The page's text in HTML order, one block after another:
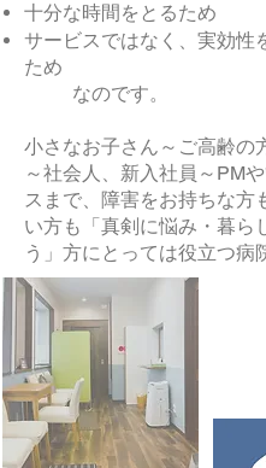
十分な時間をとるため
サービスではなく、実効性
ため
​なのです。
小さなお子さん～ご高齢の
～社会人、新入社員～PM
スまで、​障害をお持ちな方
い方も「真剣に悩み・暮ら
う」方にとっては役立つ病